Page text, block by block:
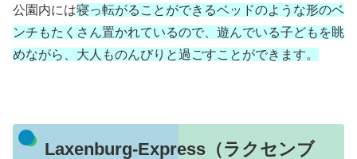
公園内には寝っ転がることができるベッドのような形のベ
ンチもたくさん置かれているので、遊んでいる子どもを眺
めながら、大人ものんびりと過ごすことができます。
Laxenburg-Express（ラクセンブ